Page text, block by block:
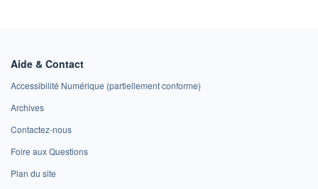
Aide & Contact
Accessibilité Numérique (partiellement conforme)
Archives
Contactez-nous
Foire aux Questions
Plan du site